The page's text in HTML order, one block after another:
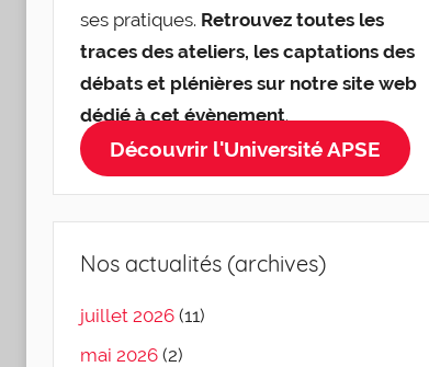
ses pratiques. Retrouvez toutes les
traces des ateliers, les captations des
débats et plénières sur notre site web
dédié à cet évènement.
Découvrir l'Université APSE
Nos actualités (archives)
juillet 2026 (11)
mai 2026 (2)